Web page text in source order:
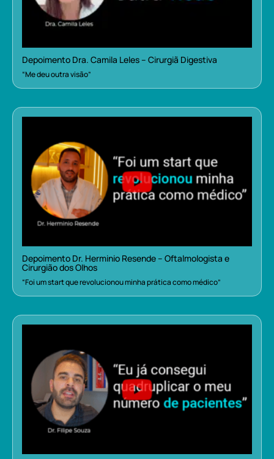
Depoimento Dra. Camila Leles – Cirurgiã Digestiva
“Me deu outra visão”
Depoimento Dr. Herminio Resende – Oftalmologista e
Cirurgião dos Olhos
“Foi um start que revolucionou minha prática como médico”